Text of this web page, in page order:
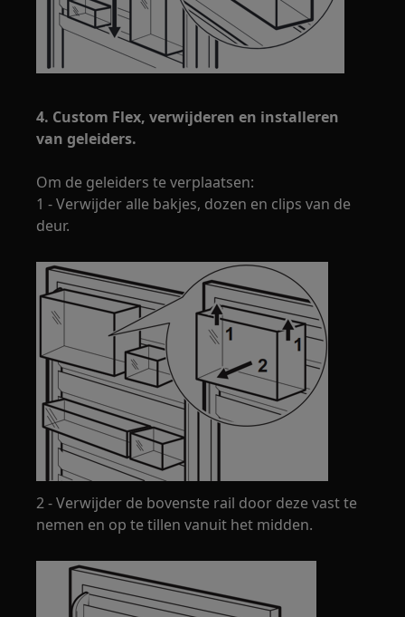
4. Custom Flex, verwijderen en installeren
van geleiders.
Om de geleiders te verplaatsen:
1 - Verwijder alle bakjes, dozen en clips van de
deur.
2 - Verwijder de bovenste rail door deze vast te
nemen en op te tillen vanuit het midden.